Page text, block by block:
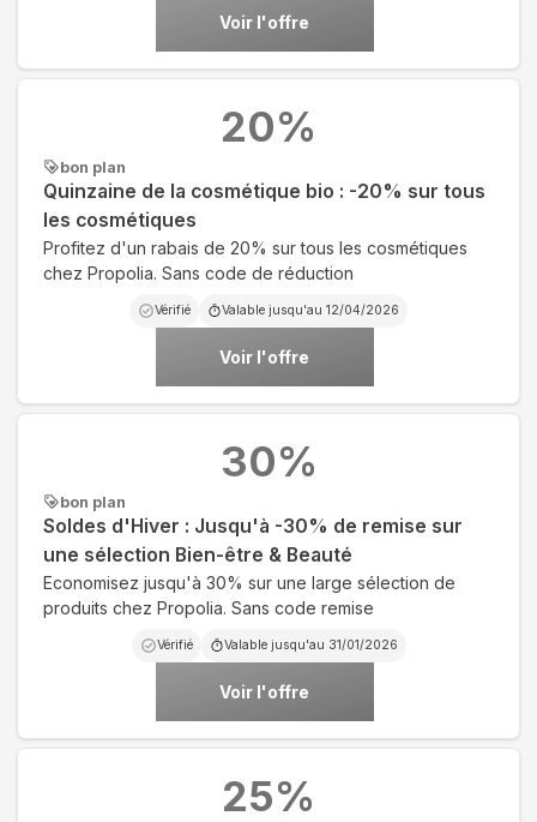
Voir l'offre
bon plan
Quinzaine de la cosmétique bio : -20% sur tous
les cosmétiques
Profitez d'un rabais de 20% sur tous les cosmétiques
chez Propolia. Sans code de réduction
Vérifié Valable jusqu'au 12/04/2026
Voir l'offre
20%
bon plan
Soldes d'Hiver : Jusqu'à -30% de remise sur
une sélection Bien-être & Beauté
Economisez jusqu'à 30% sur une large sélection de
produits chez Propolia. Sans code remise
Vérifié Valable jusqu'au 31/01/2026
Voir l'offre
30%
25%